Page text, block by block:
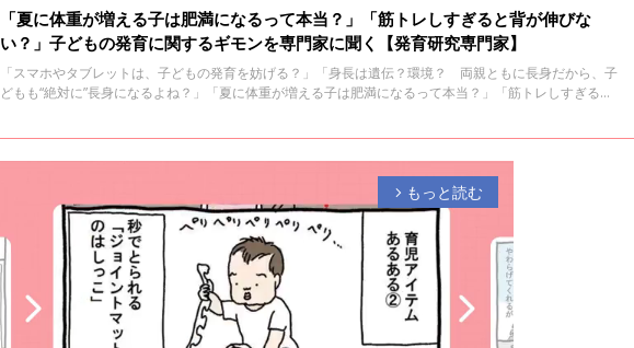
「夏に体重が増える子は肥満になるって本当？」「筋トレしすぎると背が伸びな
い？」子どもの発育に関するギモンを専門家に聞く【発育研究専門家】
「スマホやタブレットは、子どもの発育を妨げる？」「身長は遺伝？環境？ 両親ともに長身だから、子
どもも“絶対に”長身になるよね？」「夏に体重が増える子は肥満になるって本当？」「筋トレしすぎると
arrow_forward_ios もっと読む